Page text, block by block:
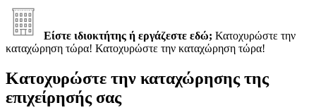
Είστε ιδιοκτήτης ή εργάζεστε εδώ; Κατοχυρώστε την
καταχώρηση τώρα! Κατοχυρώστε την καταχώρηση τώρα!
Κατοχυρώστε την καταχώρησης της
επιχείρησής σας